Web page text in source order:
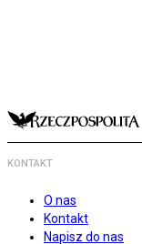
KONTAKT
O nas
Kontakt
Napisz do nas